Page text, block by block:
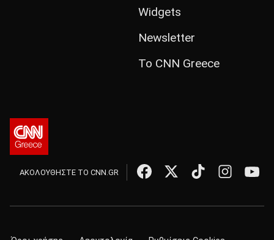
Widgets
Newsletter
Το CNN Greece
ΑΚΟΛΟΥΘΗΣΤΕ ΤΟ CNN.GR